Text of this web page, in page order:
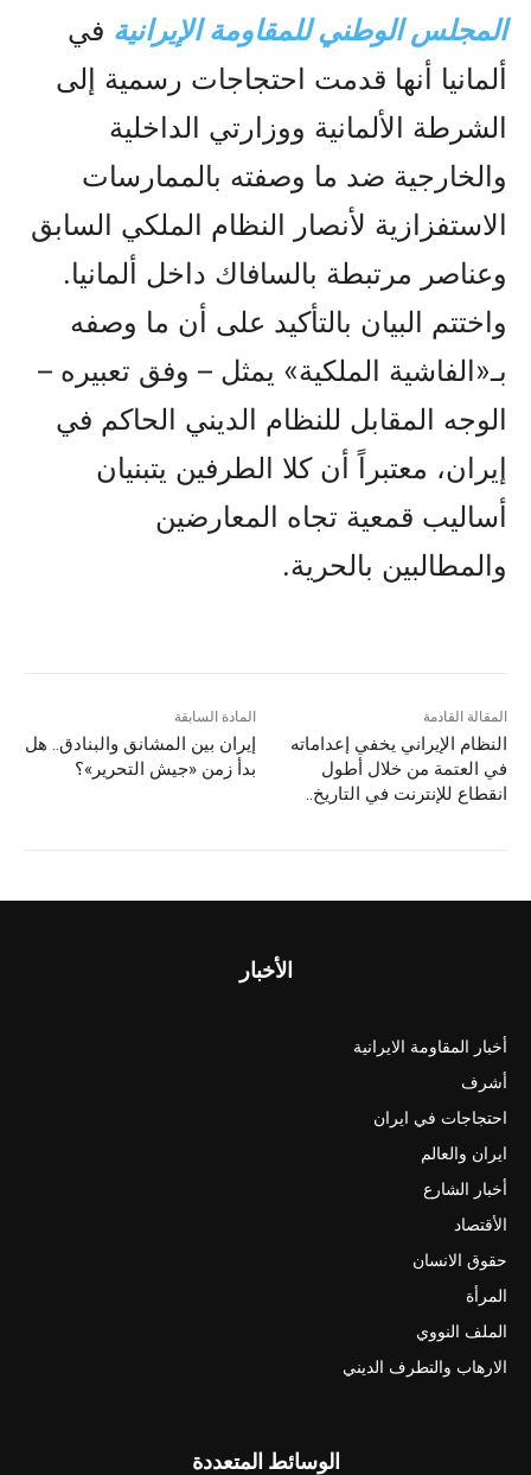
المجلس الوطني للمقاومة الإيرانية في
ألمانيا أنها قدمت احتجاجات رسمية إلى
الشرطة الألمانية ووزارتي الداخلية
والخارجية ضد ما وصفته بالممارسات
الاستفزازية لأنصار النظام الملكي السابق
وعناصر مرتبطة بالسافاك داخل ألمانيا.
واختتم البيان بالتأكيد على أن ما وصفه
بـ«الفاشية الملكية» يمثل – وفق تعبيره –
الوجه المقابل للنظام الديني الحاكم في
إيران، معتبراً أن كلا الطرفين يتبنيان
أساليب قمعية تجاه المعارضين
والمطالبين بالحرية.
المادة السابقة
إيران بين المشانق والبنادق.. هل
بدأ زمن «جيش التحرير»؟
المقالة القادمة
النظام الإيراني يخفي إعداماته
في العتمة من خلال أطول
انقطاع للإنترنت في التاريخ..
الأخبار
أخبار المقاومة الايرانية
أشرف
احتجاجات في ايران
ايران والعالم
أخبار الشارع
الأقتصاد
حقوق الانسان
المرأة
الملف النووي
الارهاب والتطرف الديني
الوسائط المتعددة